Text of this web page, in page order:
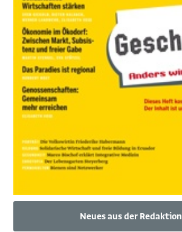
Neues aus der Redaktion